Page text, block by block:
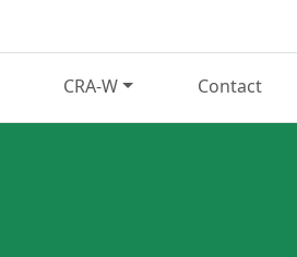
CRA-W Contact